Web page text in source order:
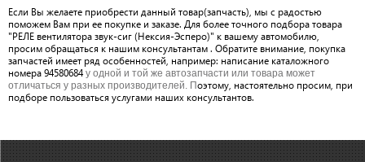
Если Вы желаете приобрести данный товар(запчасть), мы с радостью
поможем Вам при ее покупке и заказе. Для более точного подбора товара
"РЕЛЕ вентилятора звук-сиг (Нексия-Эсперо)" к вашему автомобилю,
просим обращаться к нашим консультантам . Обратите внимание, покупка
запчастей имеет ряд особенностей, например: написание каталожного
номера 94580684 у одной и той же автозапчасти или товара может
отличаться у разных производителей. Поэтому, настоятельно просим, при
подборе пользоваться услугами наших консультантов.